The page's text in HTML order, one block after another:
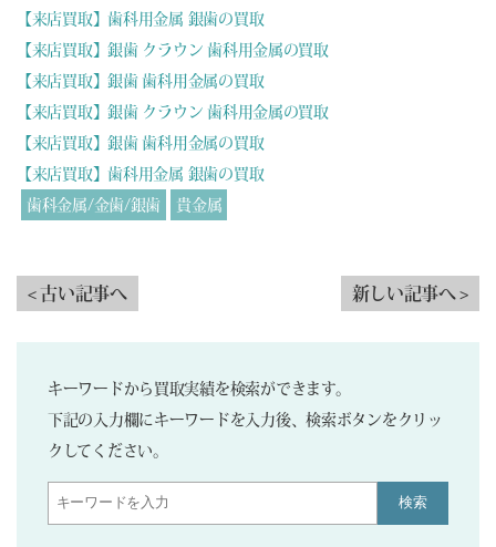
【来店買取】歯科用金属 銀歯の買取
【来店買取】銀歯 クラウン 歯科用金属の買取
【来店買取】銀歯 歯科用金属の買取
【来店買取】銀歯 クラウン 歯科用金属の買取
【来店買取】銀歯 歯科用金属の買取
【来店買取】歯科用金属 銀歯の買取
歯科金属/金歯/銀歯
貴金属
< 古い記事へ 新しい記事へ >
キーワードから買取実績を検索ができます。
下記の入力欄にキーワードを入力後、検索ボタンをクリッ
クしてください。
検索